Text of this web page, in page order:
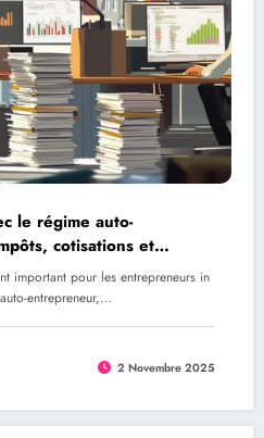
le régime auto-
cotisations et
important pour les entrepreneurs in
entrepreneur,…
2 Novembre 2025